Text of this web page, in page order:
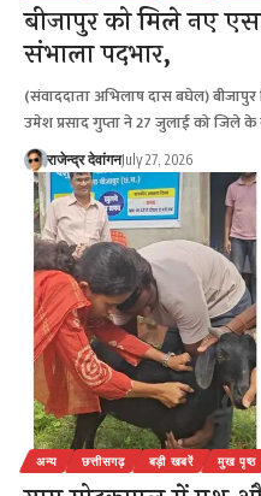
बीजापुर को मिले नए
संभाला पदभार,
(संवाददाता अभिलाष दास बघेल)
उमेश प्रसाद गुप्ता ने 27 जुलाई को जिले
राजेन्द्र देवांगनJuly 27, 2026
अन्य छत्तीसगढ़ बड़ी खबरें मुख पृष्ठ